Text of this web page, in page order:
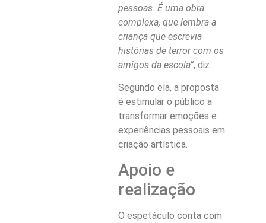
pessoas. É uma obra
complexa, que lembra a
criança que escrevia
histórias de terror com os
amigos da escola”, diz.
Segundo ela, a proposta
é estimular o público a
transformar emoções e
experiências pessoais em
criação artística.
Apoio e
realização
O espetáculo conta com